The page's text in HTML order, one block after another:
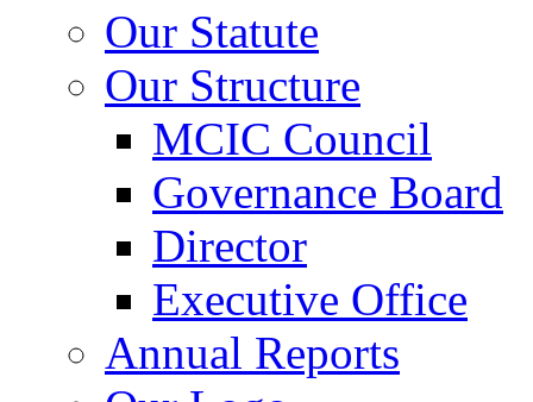
Our Statute
Our Structure
MCIC Council
Governance Board
Director
Executive Office
Annual Reports